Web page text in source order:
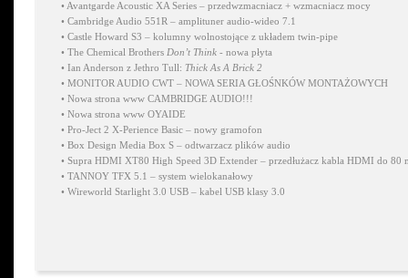
• Avantgarde Acoustic XA Series – przedwzmacniacz + wzmacniacz mocy
• Cambridge Audio 551R – amplituner audio-wideo 7.1
• Castle Howard S3 – kolumny wolnostojące z układem twin-pipe
• The Chemical Brothers Don’t Think - nowa płyta
• Ian Anderson z Jethro Tull: Thick As A Brick 2
• MONITOR AUDIO CWT – NOWA SERIA GŁOŚNKÓW MONTAŻOWYCH
• Nowa strona www CAMBRIDGE AUDIO!!!
• Nowa strona www OYAIDE
• Pro-Ject 2 X-Perience Basic – nowy gramofon
• Box Design Media Box S – odtwarzacz plików audio
• Supra HDMI XT80 High Speed 3D Extender – przedłużacz kabla HDMI do 80
• TANNOY TFX 5.1 – system wielokanałowy
• Wireworld Starlight 3.0 USB – kabel USB klasy 3.0